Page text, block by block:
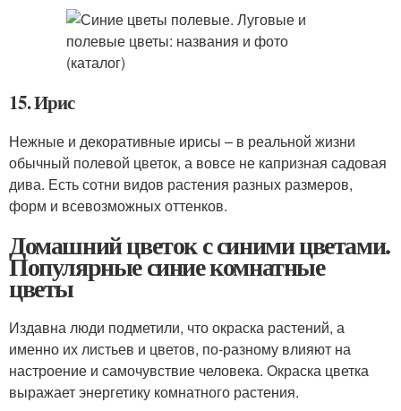
15. Ирис
Нежные и декоративные ирисы – в реальной жизни
обычный полевой цветок, а вовсе не капризная садовая
дива. Есть сотни видов растения разных размеров,
форм и всевозможных оттенков.
Домашний цветок с синими цветами.
Популярные синие комнатные
цветы
Издавна люди подметили, что окраска растений, а
именно их листьев и цветов, по-разному влияют на
настроение и самочувствие человека. Окраска цветка
выражает энергетику комнатного растения.